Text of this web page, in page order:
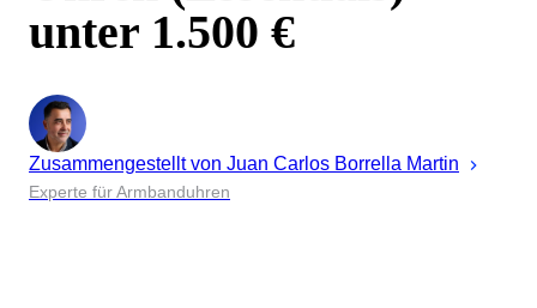
unter 1.500 €
Zusammengestellt von Juan Carlos Borrella Martin
Experte für Armbanduhren